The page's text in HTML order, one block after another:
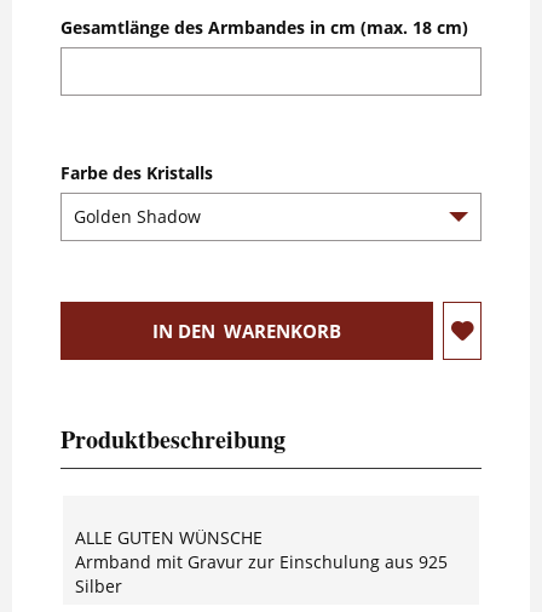
Gesamtlänge des Armbandes in cm (max. 18 cm)
Farbe des Kristalls
IN DEN WARENKORB
Produktbeschreibung
ALLE GUTEN WÜNSCHE
Armband mit Gravur zur Einschulung aus 925
Silber